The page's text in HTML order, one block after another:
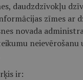
daudzdzīvokļu
zīmes ar
novada
neievērošanu
ir: